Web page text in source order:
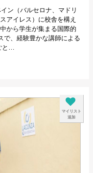
ン（バルセロナ、マドリ
アイレス）に校舎を構え
から学生が集まる国際的
で、経験豊かな講師による
…
マイリスト
追加